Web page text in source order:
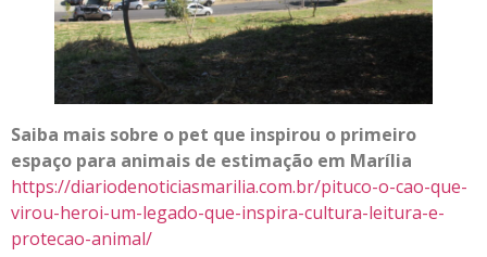
Saiba mais sobre o pet que inspirou o primeiro
espaço para animais de estimação em Marília
https://diariodenoticiasmarilia.com.br/pituco-o-cao-que-
virou-heroi-um-legado-que-inspira-cultura-leitura-e-
protecao-animal/